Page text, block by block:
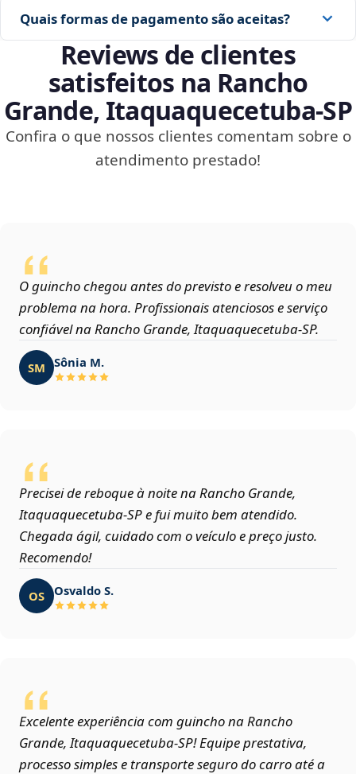
Quais formas de pagamento são aceitas?
Reviews de clientes
satisfeitos na Rancho
Grande, Itaquaquecetuba‑SP
Confira o que nossos clientes comentam sobre o
atendimento prestado!
O guincho chegou antes do previsto e resolveu o meu
problema na hora. Profissionais atenciosos e serviço
confiável na Rancho Grande, Itaquaquecetuba‑SP.
SM Sônia M.
Precisei de reboque à noite na Rancho Grande,
Itaquaquecetuba‑SP e fui muito bem atendido.
Chegada ágil, cuidado com o veículo e preço justo.
Recomendo!
OS Osvaldo S.
Excelente experiência com guincho na Rancho
Grande, Itaquaquecetuba‑SP! Equipe prestativa,
processo simples e transporte seguro do carro até a